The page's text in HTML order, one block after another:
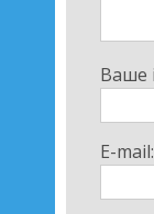
Ваше
E-mail: